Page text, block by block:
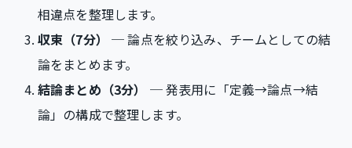
相違点を整理します。
収束（7分）
─ 論点を絞り込み、チームとしての結
論をまとめます。
結論まとめ（3分）
─ 発表用に「定義→論点→結
論」の構成で整理します。